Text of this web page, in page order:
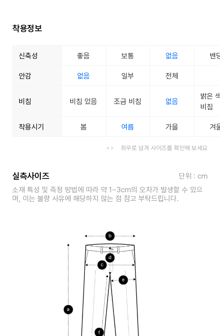
착용정보
신축성 좋음 보통 없음 밴
안감 없음 일부 전체
비침 비침 있음 조금 비침 없음
밝은
비침
착용시기 봄 여름 가을 겨
좌우로 넘겨 사이즈를 확인해 보세요
실측사이즈
단위 : cm
소재 특성 및 측정 방법에 따라 약 1~3cm의 오차가 발생할 수 있으
며, 이는 불량 사유에 해당하지 않는 점 참고 부탁드립니다.